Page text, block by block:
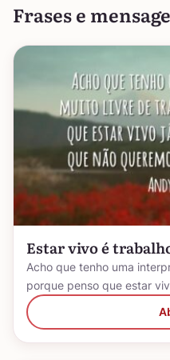
Frases e
Estar vivo é
Acho que tenho uma
porque penso que estar